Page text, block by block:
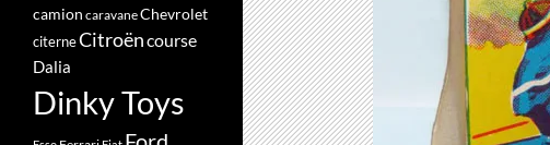
camion caravaneChevrolet
citerneCitroëncourse
Dalia
Dinky Toys